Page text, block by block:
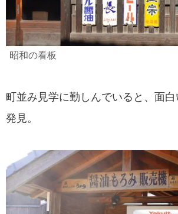
昭和の看板
町並み見学に勤しんでいると、面
発見。